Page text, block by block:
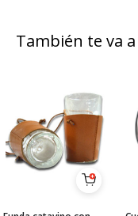
También te va